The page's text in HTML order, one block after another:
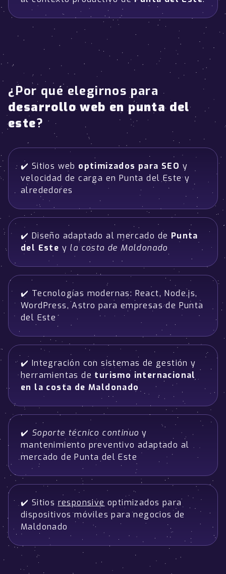
¿Por qué elegirnos para
desarrollo web en punta del
este?
✔️ Sitios web optimizados para SEO y
velocidad de carga en Punta del Este y
alrededores
✔️ Diseño adaptado al mercado de Punta
del Este y la costa de Maldonado
✔️ Tecnologías modernas: React, Node.js,
WordPress, Astro para empresas de Punta
del Este
✔️ Integración con sistemas de gestión y
herramientas deturismo internacional
en la costa de Maldonado
✔️ Soporte técnico continuo y
mantenimiento preventivo adaptado al
mercado de Punta del Este
✔️ Sitios responsive optimizados para
dispositivos móviles para negocios de
Maldonado